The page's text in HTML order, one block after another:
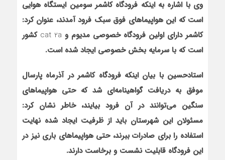
وی با اشاره به این‏که فرودگاه کاشمر سومین ایستگاه هوایی
است که این هواپیماهای فوق سبک فرود آمدند، عنوان کرد:
کاشمر دارای اولین فرودگاه خصوصی مدیوم و cat 2a کشور
است که با سرمایه‌ بخش خصوصی ایجاد شده است.
استادحسین با بیان این‏که فرودگاه کاشمر در آذرماه پارسال
موفق به دریافت گواهینامه‌ای شد که حتی هواپیماهای
سنگین می‌توانند در آن فرود بیایند، خاطر نشان کرد:
مسئولان این شهرستان باید از ظرفیت ایجاد شده نهایت
استفاده را برای صادرات ببرند، حتی هواپیماهای باری نیز در
این فرودگاه قابلیت نشست و برخاست دارند.